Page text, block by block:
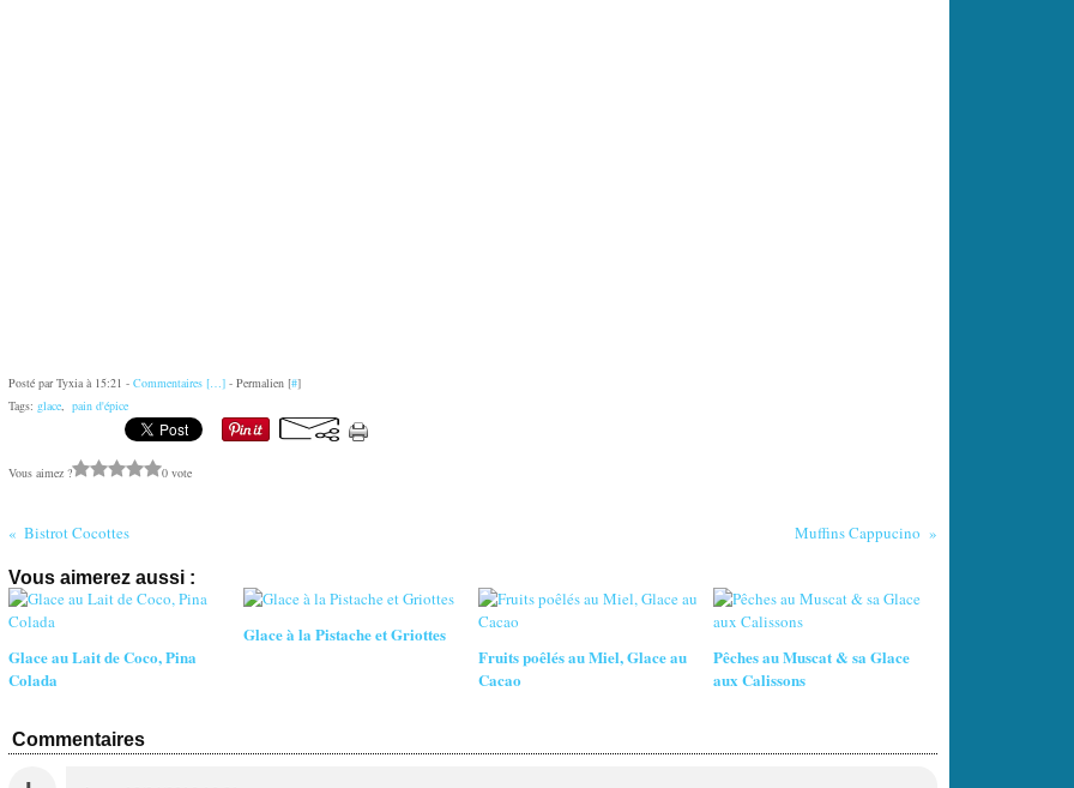
Posté par Tyxia à 15:21 - Commentaires […]- Permalien [#]
Tags: glace, pain d'épice
Vous aimez ? 0 vote
Bistrot Cocottes Muffins Cappucino
Vous aimerez aussi :
Glace au Lait de Coco, Pina
Colada
Glace à la Pistache et Griottes
Fruits poêlés au Miel, Glace au
Cacao
Pêches au Muscat & sa Glace
aux Calissons
Commentaires